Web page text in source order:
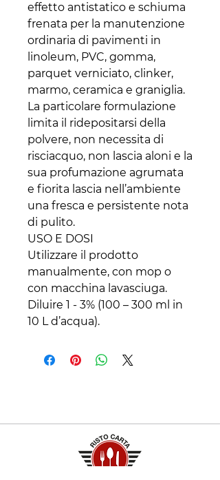
effetto antistatico e schiuma
frenata per la manutenzione
ordinaria di pavimenti in
linoleum, PVC, gomma,
parquet verniciato, clinker,
marmo, ceramica e graniglia.
La particolare formulazione
limita il ridepositarsi della
polvere, non necessita di
risciacquo, non lascia aloni e la
sua profumazione agrumata
e fiorita lascia nell’ambiente
una fresca e persistente nota
di pulito.
USO E DOSI
Utilizzare il prodotto
manualmente, con mop o
con macchina lavasciuga.
Diluire 1 - 3% (100 – 300 ml in
10 L d’acqua).